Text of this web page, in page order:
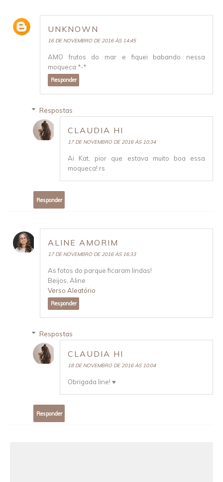
UNKNOWN
16 DE NOVEMBRO DE 2016 ÀS 14:45
AMO frutos do mar e fiquei babando nessa
moqueca *-*
Responder
Respostas
CLAUDIA HI
17 DE NOVEMBRO DE 2016 ÀS 10:34
Ai Kat, pior que estava muito boa essa
moqueca! rs
Responder
ALINE AMORIM
17 DE NOVEMBRO DE 2016 ÀS 16:33
As fotos do parque ficaram lindas!
Beijos, Aline
Verso Aleatório
Responder
Respostas
CLAUDIA HI
18 DE NOVEMBRO DE 2016 ÀS 10:04
Obrigada line! ♥
Responder